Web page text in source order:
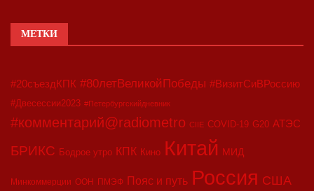
МЕТКИ
#20съездКПК #80летВеликойПобеды #ВизитСиВРоссию
#Двесессии2023 #Петербургскийдневник
#комментарий@radiometro CIIE COVID-19 G20 АТЭС
БРИКС Бодрое утро КПК Кино Китай МИД
Минкоммерции ООН ПМЭФ Пояс и путь Россия США